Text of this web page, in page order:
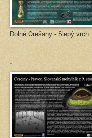
Dolné Orešany - Slepý vrch
.